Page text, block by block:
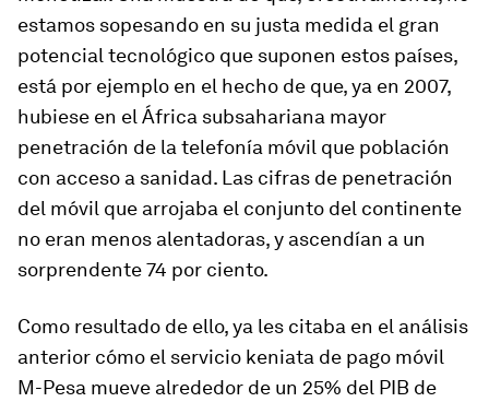
estamos sopesando en su justa medida el gran
potencial tecnológico que suponen estos países,
está por ejemplo en el hecho de que, ya en 2007,
hubiese en el África subsahariana mayor
penetración de la telefonía móvil que población
con acceso a sanidad. Las cifras de penetración
del móvil que arrojaba el conjunto del continente
no eran menos alentadoras, y ascendían a un
sorprendente 74 por ciento.
Como resultado de ello, ya les citaba en el análisis
anterior cómo el servicio keniata de pago móvil
M-Pesa mueve alrededor de un 25% del PIB de